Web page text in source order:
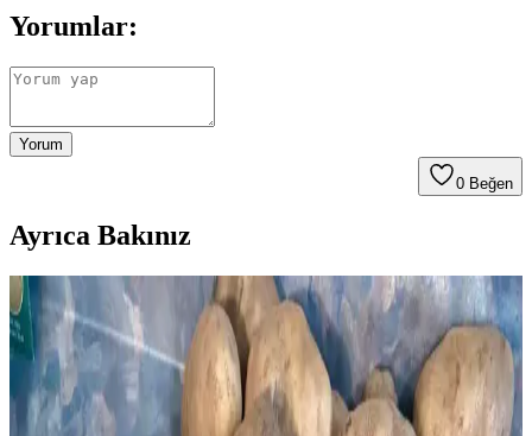
Yorumlar:
Yorum
0 Beğen
Ayrıca Bakınız
Dondurmada Graham Krakerlerin Kıtır Kalmasını
Sağlayan Teknikler ve Uygulamalar
Dondurmada graham krakerlerin kıtır kalması, yağlı ve şekerli
kaplama, fırınlama ve doğru ekleme zamanı gibi tekniklerle sağlanır.
Bu yöntemler, krakerlerin nem emmesini engeller ve dokuyu korur.